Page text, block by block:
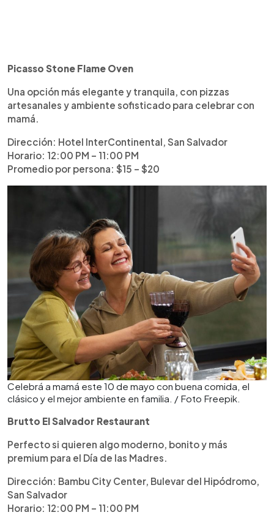
Picasso Stone Flame Oven
Una opción más elegante y tranquila, con pizzas
artesanales y ambiente sofisticado para celebrar con
mamá.
Dirección: Hotel InterContinental, San Salvador
Horario: 12:00 PM – 11:00 PM
Promedio por persona: $15 – $20
Celebrá a mamá este 10 de mayo con buena comida, el
clásico y el mejor ambiente en familia. / Foto Freepik.
Brutto El Salvador Restaurant
Perfecto si quieren algo moderno, bonito y más
premium para el Día de las Madres.
Dirección: Bambu City Center, Bulevar del Hipódromo,
San Salvador
Horario: 12:00 PM – 11:00 PM